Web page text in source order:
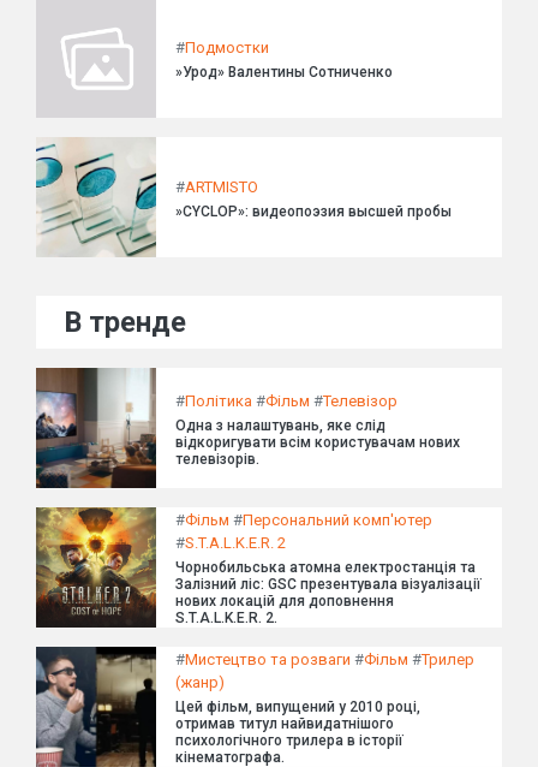
#Подмостки
»Урод» Валентины Сотниченко
#ARTMISTO
»CYCLOP»: видеопоэзия высшей пробы
В тренде
#Політика #Фільм #Телевізор
Одна з налаштувань, яке слід
відкоригувати всім користувачам нових
телевізорів.
#Фільм #Персональний комп'ютер
#S.T.A.L.K.E.R. 2
Чорнобильська атомна електростанція та
Залізний ліс: GSC презентувала візуалізації
нових локацій для доповнення
S.T.A.L.K.E.R. 2.
#Мистецтво та розваги #Фільм #Трилер
(жанр)
Цей фільм, випущений у 2010 році,
отримав титул найвидатнішого
психологічного трилера в історії
кінематографа.